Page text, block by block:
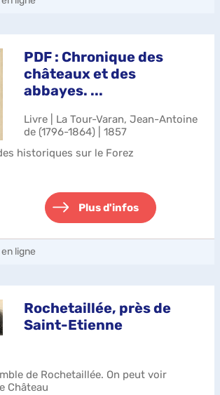
PDF : Chronique des
châteaux et des
abbayes. ...
Livre | La Tour-Varan, Jean-Antoine
de (1796-1864) | 1857
historiques sur le Forez
Plus d'infos
ligne
Rochetaillée, près de
Saint-Etienne
de Rochetaillée. On peut voir
Château